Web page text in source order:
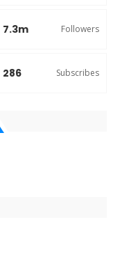
7.3m Followers
286 Subscribes